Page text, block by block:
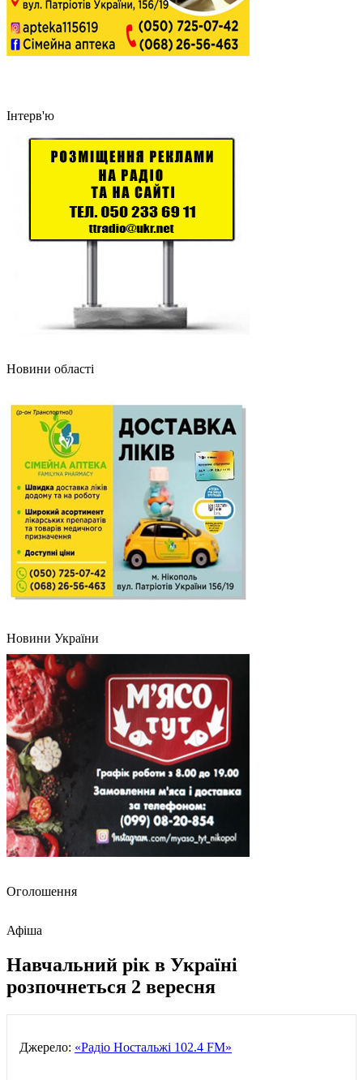
Інтерв'ю
Новини області
Новини України
Оголошення
Афіша
Навчальний рік в Україні
розпочнеться 2 вересня
Джерело: «Радіо Ностальжі 102.4 FM»